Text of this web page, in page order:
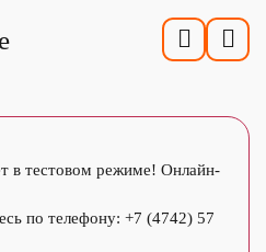
в тестовом режиме! Онлайн-
по телефону: +7 (4742) 57